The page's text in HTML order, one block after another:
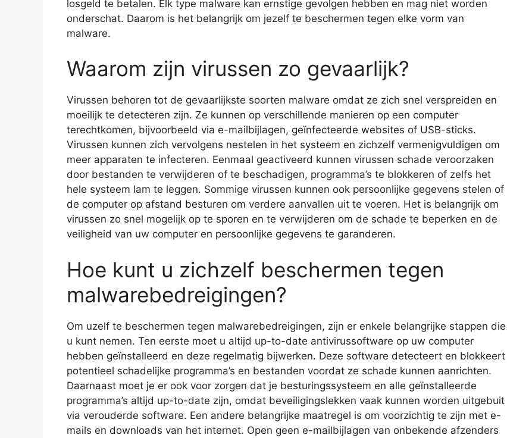
losgeld te betalen. Elk type malware kan ernstige gevolgen hebben en mag niet worden
onderschat. Daarom is het belangrijk om jezelf te beschermen tegen elke vorm van
malware.
Waarom zijn virussen zo gevaarlijk?
Virussen behoren tot de gevaarlijkste soorten malware omdat ze zich snel verspreiden en
moeilijk te detecteren zijn. Ze kunnen op verschillende manieren op een computer
terechtkomen, bijvoorbeeld via e-mailbijlagen, geïnfecteerde websites of USB-sticks.
Virussen kunnen zich vervolgens nestelen in het systeem en zichzelf vermenigvuldigen om
meer apparaten te infecteren. Eenmaal geactiveerd kunnen virussen schade veroorzaken
door bestanden te verwijderen of te beschadigen, programma’s te blokkeren of zelfs het
hele systeem lam te leggen. Sommige virussen kunnen ook persoonlijke gegevens stelen of
de computer op afstand besturen om verdere aanvallen uit te voeren. Het is belangrijk om
virussen zo snel mogelijk op te sporen en te verwijderen om de schade te beperken en de
veiligheid van uw computer en persoonlijke gegevens te garanderen.
Hoe kunt u zichzelf beschermen tegen
malwarebedreigingen?
Om uzelf te beschermen tegen malwarebedreigingen, zijn er enkele belangrijke stappen die
u kunt nemen. Ten eerste moet u altijd up-to-date antivirussoftware op uw computer
hebben geïnstalleerd en deze regelmatig bijwerken. Deze software detecteert en blokkeert
potentieel schadelijke programma’s en bestanden voordat ze schade kunnen aanrichten.
Daarnaast moet je er ook voor zorgen dat je besturingssysteem en alle geïnstalleerde
programma’s altijd up-to-date zijn, omdat beveiligingslekken vaak kunnen worden uitgebuit
via verouderde software. Een andere belangrijke maatregel is om voorzichtig te zijn met e-
mails en downloads van het internet. Open geen e-mailbijlagen van onbekende afzenders